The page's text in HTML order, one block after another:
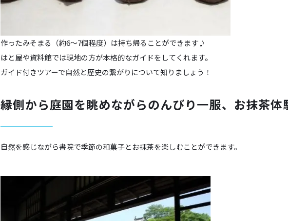
作ったみそまる（約6～7個程度）は持ち帰ることができます♪
はと屋や資料館では現地の方が本格的なガイドをしてくれます。
ガイド付きツアーで自然と歴史の繋がりについて知りましょう！
縁側から庭園を眺めながらのんびり一服、お抹茶体
自然を感じながら書院で季節の和菓子とお抹茶を楽しむことができます。